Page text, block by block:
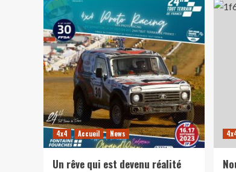
4x4 Accueil News
Un rêve qui est devenu réalité